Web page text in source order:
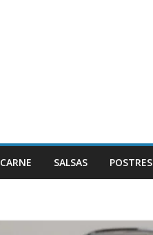
CARNE SALSAS POSTRES